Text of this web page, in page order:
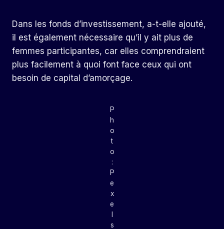
Dans les fonds d’investissement, a-t-elle ajouté,
il est également nécessaire qu’il y ait plus de
femmes participantes, car elles comprendraient
plus facilement à quoi font face ceux qui ont
besoin de capital d’amorçage.
P
h
o
t
o
:
P
e
x
e
s